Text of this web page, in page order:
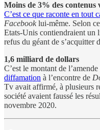
Moins de 3% des contenus
C’est ce que raconte en tout
Facebook lui-même. Selon
Etats-Unis contiendraient un
refus du géant de s’acquitter
1,6 milliard de dollars
C’est le montant de l’amende
diffamation à l’encontre de
Tv avait affirmé, à plusieurs
société avaient faussé les
novembre 2020.